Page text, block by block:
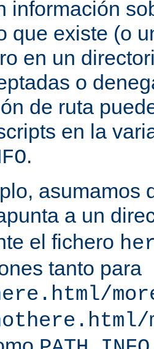
información
que existe (o
en un
o
de ruta
en la
.
asumamos
a un
el fichero
tanto para